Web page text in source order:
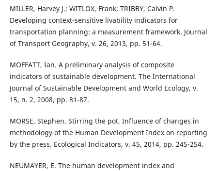
MILLER, Harvey J.; WITLOX, Frank; TRIBBY, Calvin P.
Developing context-sensitive livability indicators for
transportation planning: a measurement framework. Journal
of Transport Geography, v. 26, 2013, pp. 51-64.
MOFFATT, Ian. A preliminary analysis of composite
indicators of sustainable development. The International
Journal of Sustainable Development and World Ecology, v.
15, n. 2, 2008, pp. 81-87.
MORSE, Stephen. Stirring the pot. Influence of changes in
methodology of the Human Development Index on reporting
by the press. Ecological Indicators, v. 45, 2014, pp. 245-254.
NEUMAYER, E. The human development index and